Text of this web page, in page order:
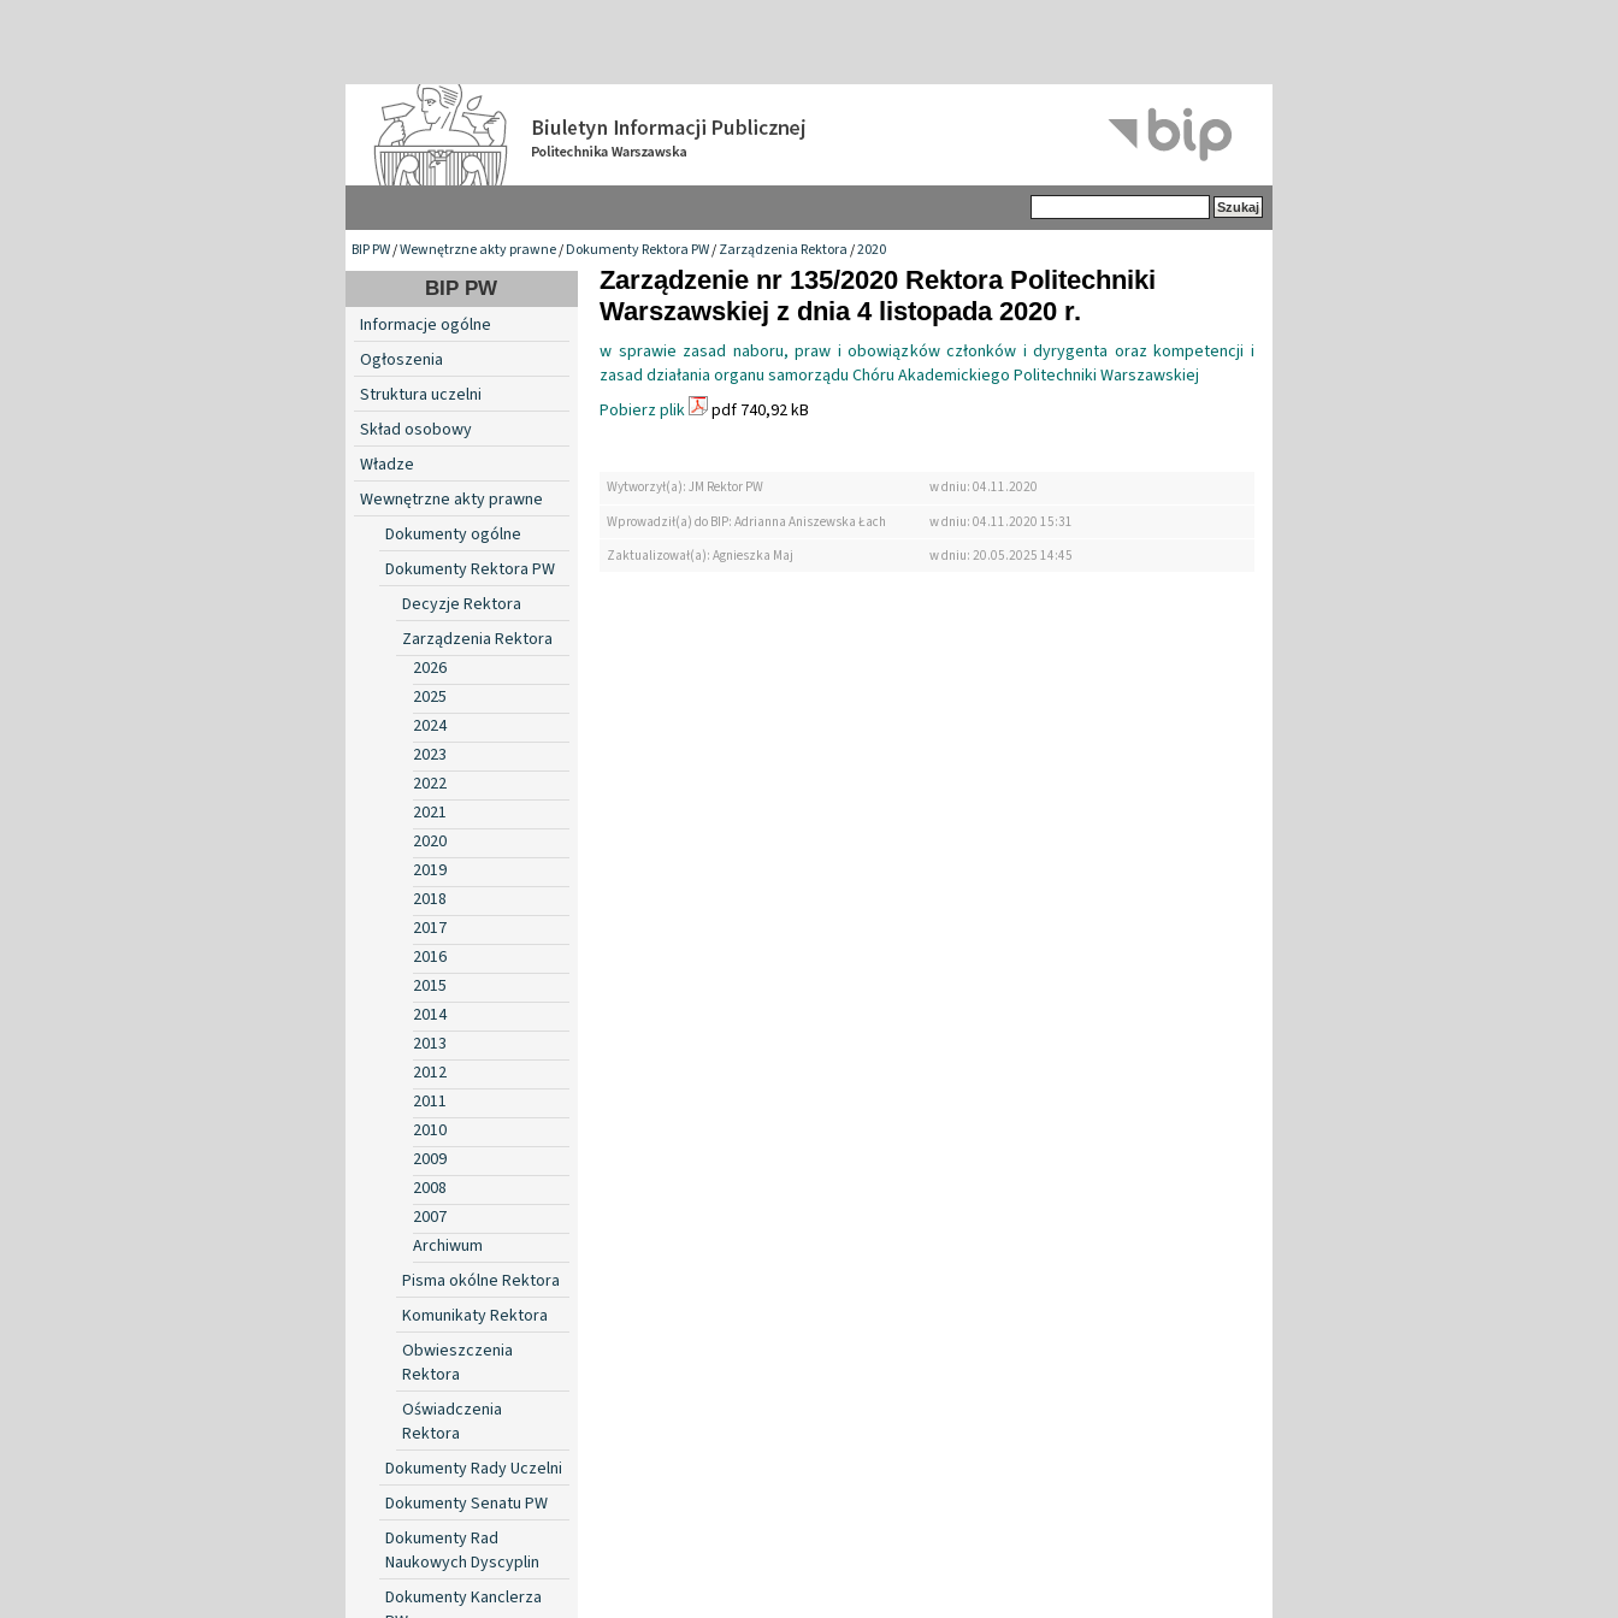
BIP PW/Wewnętrzne akty prawne/Dokumenty Rektora PW/Zarządzenia Rektora/2020
BIP PW
Informacje ogólne
Ogłoszenia
Struktura uczelni
Skład osobowy
Władze
Wewnętrzne akty prawne
Dokumenty ogólne
Dokumenty Rektora PW
Decyzje Rektora
Zarządzenia Rektora
2026
2025
2024
2023
2022
2021
2020
2019
2018
2017
2016
2015
2014
2013
2012
2011
2010
2009
2008
2007
Archiwum
Pisma okólne Rektora
Komunikaty Rektora
Obwieszczenia
Rektora
Oświadczenia
Rektora
Dokumenty Rady Uczelni
Dokumenty Senatu PW
Dokumenty Rad
Naukowych Dyscyplin
Dokumenty Kanclerza
Zarządzenie nr 135/2020 Rektora Politechniki
Warszawskiej z dnia 4 listopada 2020 r.
w sprawie zasad naboru, praw i obowiązków członków i dyrygenta oraz kompetencji i
zasad działania organu samorządu Chóru Akademickiego Politechniki Warszawskiej
Pobierz plik
pdf 740,92 kB
Wytworzył(a): JM Rektor PW
w dniu: 04.11.2020
Wprowadził(a) do BIP: Adrianna Aniszewska Łach
w dniu: 04.11.2020 15:31
Zaktualizował(a): Agnieszka Maj
w dniu: 20.05.2025 14:45